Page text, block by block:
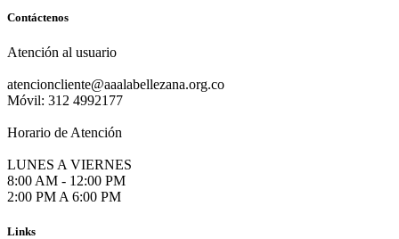
Contáctenos
Atención al usuario
atencioncliente@aaalabellezana.org.co
Móvil: 312 4992177
Horario de Atención
LUNES A VIERNES
8:00 AM - 12:00 PM
2:00 PM A 6:00 PM
Links